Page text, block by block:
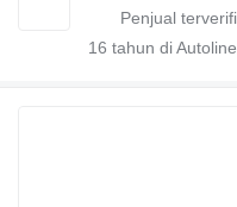
16 tahun di Autoline